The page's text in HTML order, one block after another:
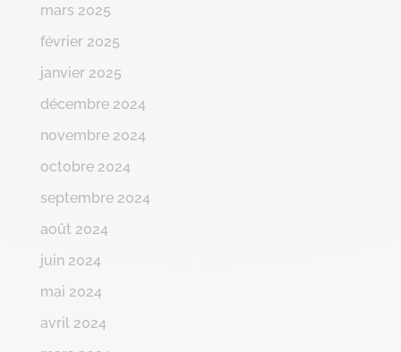
mars 2025
février 2025
janvier 2025
décembre 2024
novembre 2024
octobre 2024
septembre 2024
août 2024
juin 2024
mai 2024
avril 2024